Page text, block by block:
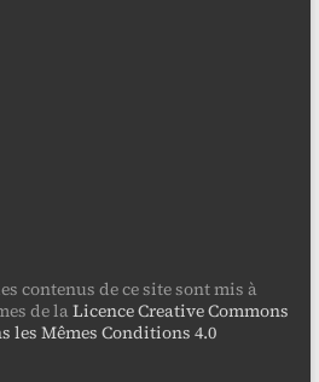
contenus de ce site sont mis à
de laLicence Creative Commons
les Mêmes Conditions 4.0